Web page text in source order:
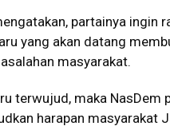
partainya ingin
yang akan datang
masyarakat.
terwujud, maka NasDem
harapan masyarakat